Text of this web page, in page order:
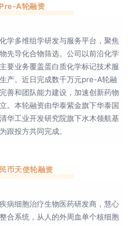
A轮融资
学多维组学研发与服务平台，聚焦
先导化合物筛选。公司以前沿化学
要业务覆盖蛋白质化学标记技术服
产。近日完成数千万元pre-A轮融
善和团队能力建设，加速创新药物
。本轮融资由华泰紫金旗下华泰国
华工业开发研究院旗下水木领航基
跟投方共同完成。
币天使轮融资
病细胞治疗生物医药研发商，慧心
合系统，从人的外周血单个核细胞